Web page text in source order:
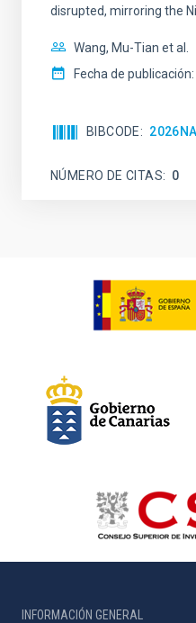
disrupted, mirroring the
Wang, Mu-Tian et al.
Fecha de publicación:
BIBCODE
NÚMERO DE CITAS 0
INFORMACIÓN GENERAL